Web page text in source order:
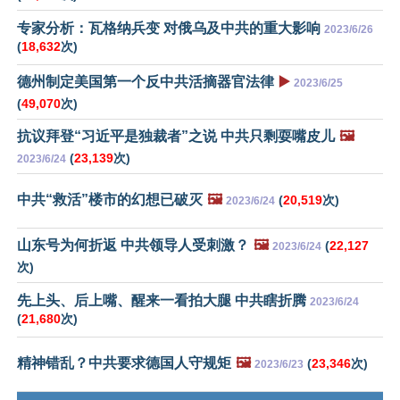
专家分析：瓦格纳兵变 对俄乌及中共的重大影响 2023/6/26
(18,632次)
德州制定美国第一个反中共活摘器官法律 ▶️ 2023/6/25
(49,070次)
抗议拜登“习近平是独裁者”之说 中共只剩耍嘴皮儿 🖼️
2023/6/24 (23,139次)
中共“救活”楼市的幻想已破灭 🖼️ 2023/6/24 (20,519次)
山东号为何折返 中共领导人受刺激？ 🖼️ 2023/6/24 (22,127
次)
先上头、后上嘴、醒来一看拍大腿 中共瞎折腾 2023/6/24
(21,680次)
精神错乱？中共要求德国人守规矩 🖼️ 2023/6/23 (23,346次)